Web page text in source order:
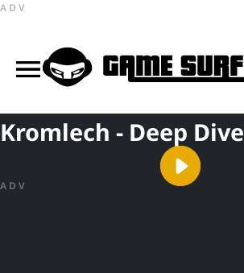
ADV
Kromlech - Deep Dive
ADV